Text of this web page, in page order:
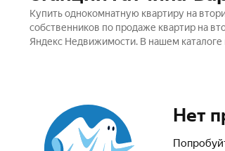
Купить однокомнатную квартиру на
собственников по продаже квартир на
Яндекс Недвижимости. В нашем
Нет